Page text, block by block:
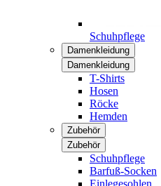
Schuhpflege
Damenkleidung
Damenkleidung
T-Shirts
Hosen
Röcke
Hemden
Zubehör
Zubehör
Schuhpflege
Barfuß-Socken
Einlegesohlen